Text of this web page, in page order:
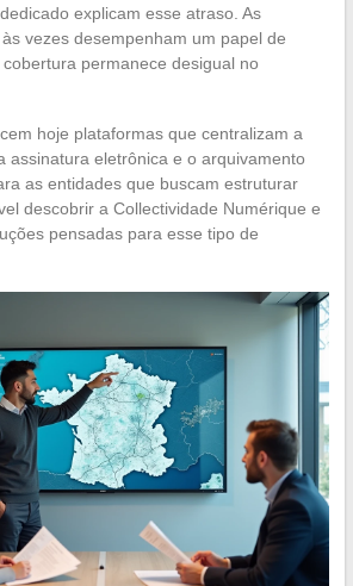
explicam esse atraso. As
vezes desempenham um papel de
permanece desigual no
hoje plataformas que centralizam a
assinatura eletrônica e o arquivamento
as entidades que buscam estruturar
descobrir a Collectividade Numérique e
pensadas para esse tipo de